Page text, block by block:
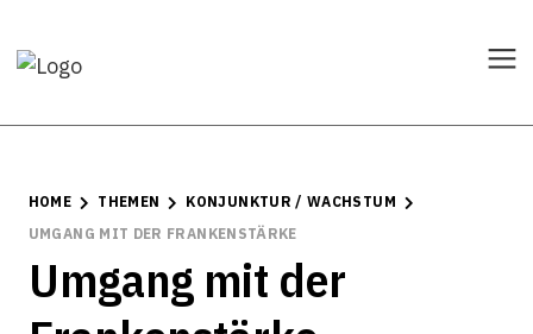
HOME THEMEN
KONJUNKTUR / WACHSTUM
UMGANG MIT DER FRANKENSTÄRKE
Umgang mit der